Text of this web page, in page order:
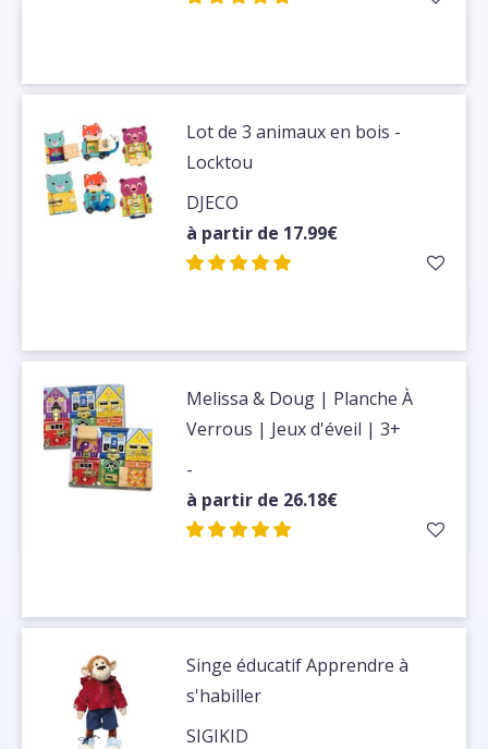
Lot de 3 animaux en bois -
Locktou
DJECO
à partir de 17.99€
Melissa & Doug | Planche À
Verrous | Jeux d'éveil | 3+
-
à partir de 26.18€
Singe éducatif Apprendre à
s'habiller
SIGIKID